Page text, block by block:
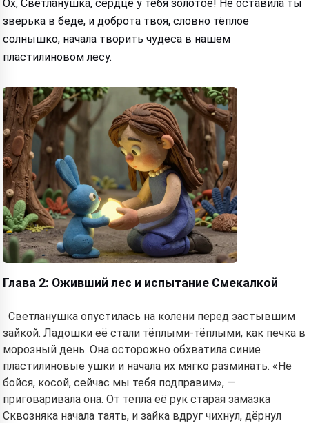
Ох, Светланушка, сердце у тебя золотое! Не оставила ты
зверька в беде, и доброта твоя, словно тёплое
солнышко, начала творить чудеса в нашем
пластилиновом лесу.
Глава 2: Оживший лес и испытание Смекалкой
Светланушка опустилась на колени перед застывшим
зайкой. Ладошки её стали тёплыми-тёплыми, как печка в
морозный день. Она осторожно обхватила синие
пластилиновые ушки и начала их мягко разминать. «Не
бойся, косой, сейчас мы тебя подправим», —
приговаривала она. От тепла её рук старая замазка
Сквозняка начала таять, и зайка вдруг чихнул, дёрнул
Hi! I am Storiko 👋
your kids 🌟
Read a story
By starting to use the service, you accept:Terms of
Service,Privacy Policy, Refund Policy